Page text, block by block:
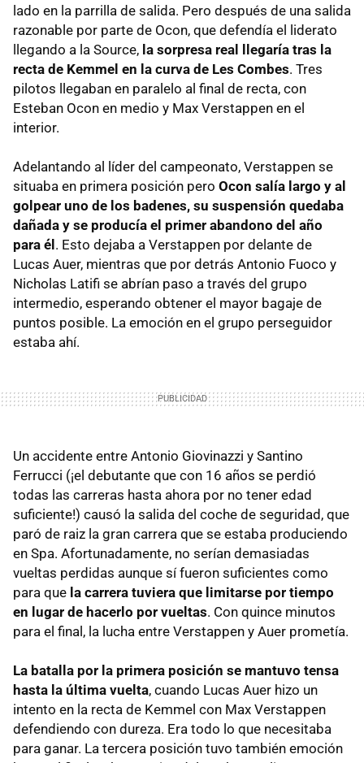
lado en la parrilla de salida. Pero después de una salida
razonable por parte de Ocon, que defendía el liderato
llegando a la Source, la sorpresa real llegaría tras la
recta de Kemmel en la curva de Les Combes. Tres
pilotos llegaban en paralelo al final de recta, con
Esteban Ocon en medio y Max Verstappen en el
interior.
Adelantando al líder del campeonato, Verstappen se
situaba en primera posición pero Ocon salía largo y al
golpear uno de los badenes, su suspensión quedaba
dañada y se producía el primer abandono del año
para él. Esto dejaba a Verstappen por delante de
Lucas Auer, mientras que por detrás Antonio Fuoco y
Nicholas Latifi se abrían paso a través del grupo
intermedio, esperando obtener el mayor bagaje de
puntos posible. La emoción en el grupo perseguidor
estaba ahí.
Un accidente entre Antonio Giovinazzi y Santino
Ferrucci (¡el debutante que con 16 años se perdió
todas las carreras hasta ahora por no tener edad
suficiente!) causó la salida del coche de seguridad, que
paró de raiz la gran carrera que se estaba produciendo
en Spa. Afortunadamente, no serían demasiadas
vueltas perdidas aunque sí fueron suficientes como
para que la carrera tuviera que limitarse por tiempo
en lugar de hacerlo por vueltas. Con quince minutos
para el final, la lucha entre Verstappen y Auer prometía.
La batalla por la primera posición se mantuvo tensa
hasta la última vuelta, cuando Lucas Auer hizo un
intento en la recta de Kemmel con Max Verstappen
defendiendo con dureza. Era todo lo que necesitaba
para ganar. La tercera posición tuvo también emoción